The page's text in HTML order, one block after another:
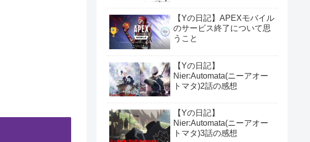
【Yの日記】APEXモバイル
のサービス終了について思
うこと
【Yの日記】
Nier:Automata(ニーアオー
トマタ)2話の感想
【Yの日記】
Nier:Automata(ニーアオー
トマタ)3話の感想